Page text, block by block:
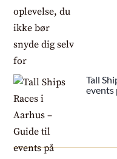
Tall
events